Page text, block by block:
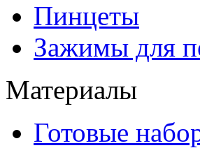
Пинцеты
Зажимы для
Материалы
Готовые